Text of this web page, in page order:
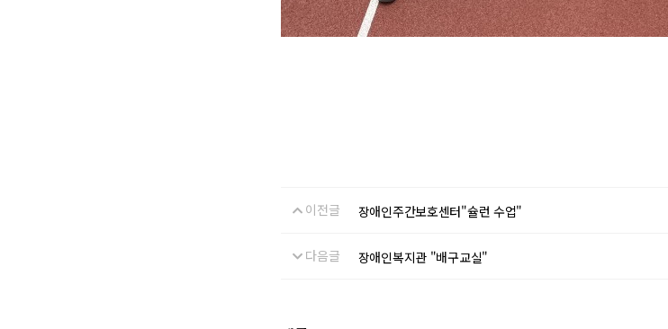
이전글 장애인주간보호센터"슐런 수업"
다음글 장애인복지관 "배구교실"